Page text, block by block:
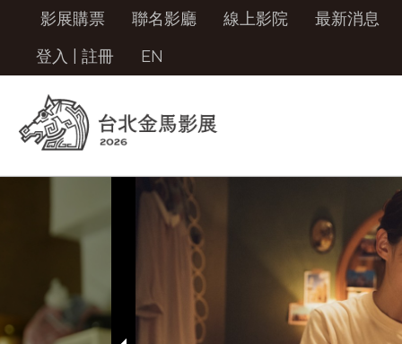
影展購票 聯名影廳 線上影院
最新消息
登入
註冊 EN